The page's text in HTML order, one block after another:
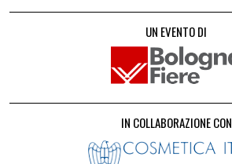
UN EVENTO DI
IN COLLABORAZIONE CON